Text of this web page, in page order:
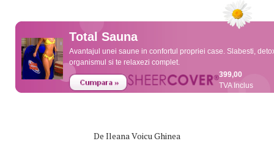
Total Sauna
Avantajul unei saune in confortul propriei case. Slabesti,
organismul si te relaxezi complet.
399,00
TVA Inclus
De Ileana Voicu Ghinea